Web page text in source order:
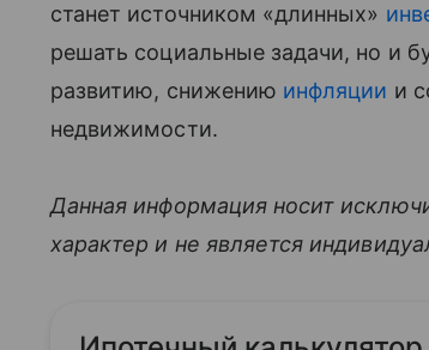
станет источником «длинных»
решать социальные задачи, но и
развитию, снижению инфляции и
недвижимости.
Данная информация носит
характер и не является